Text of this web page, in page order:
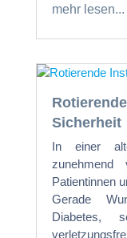
mehr lesen...
Sicherheit
In einer
zunehmend
Patientinnen
Gerade
Diabetes,